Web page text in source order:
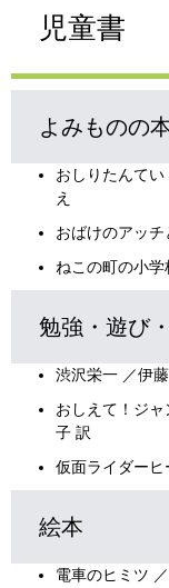
児童書
よみものの
おしりたんてい
え
おばけのアッチ
ねこの町の小
勉強・遊び
渋沢栄一 ／伊
おしえて！ジ
子 訳
仮面ライダーヒ
絵本
電車のヒミツ